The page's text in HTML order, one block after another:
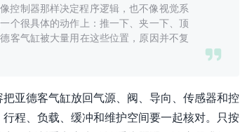
控制器那样决定程序逻辑，也不像视觉系
个很具体的动作上：推一下、夹一下、顶
客气缸被大量用在这些位置，原因并不复
亚德客气缸放回气源、阀、导向、传感器和控
程、负载、缓冲和维护空间要一起核对。只按